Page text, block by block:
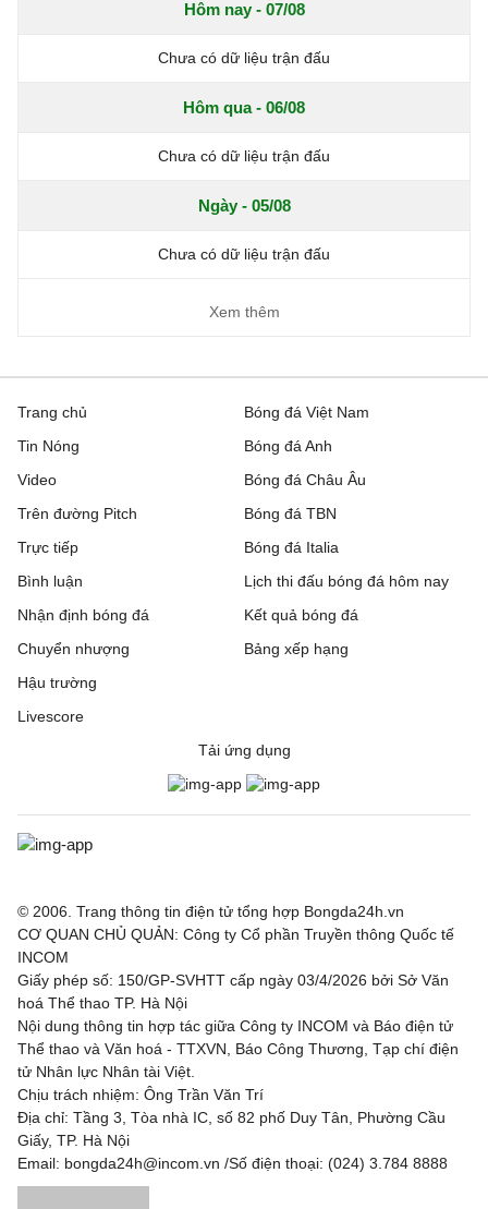
Hôm nay - 07/08
Chưa có dữ liệu trận đấu
Hôm qua - 06/08
Chưa có dữ liệu trận đấu
Ngày - 05/08
Chưa có dữ liệu trận đấu
Xem thêm
Trang chủ
Tin Nóng
Video
Trên đường Pitch
Trực tiếp
Bóng đá Việt Nam
Bóng đá Anh
Bóng đá Châu Âu
Bóng đá TBN
Bóng đá Italia
Bình luận
Nhận định bóng đá
Chuyển nhượng
Hậu trường
Livescore
Lịch thi đấu bóng đá hôm nay
Kết quả bóng đá
Bảng xếp hạng
Tải ứng dụng
© 2006. Trang thông tin điện tử tổng hợp Bongda24h.vn
CƠ QUAN CHỦ QUẢN: Công ty Cổ phần Truyền thông Quốc tế
INCOM
Giấy phép số: 150/GP-SVHTT cấp ngày 03/4/2026 bởi Sở Văn
hoá Thể thao TP. Hà Nội
Nội dung thông tin hợp tác giữa Công ty INCOM và Báo điện tử
Thể thao và Văn hoá - TTXVN, Báo Công Thương, Tạp chí điện
tử Nhân lực Nhân tài Việt.
Chịu trách nhiệm: Ông Trần Văn Trí
Địa chỉ: Tầng 3, Tòa nhà IC, số 82 phố Duy Tân, Phường Cầu
Giấy, TP. Hà Nội
Email: bongda24h@incom.vn /Số điện thoại: (024) 3.784 8888